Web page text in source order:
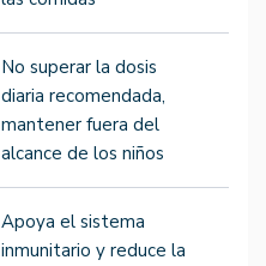
No superar la dosis
diaria recomendada,
mantener fuera del
alcance de los niños
Apoya el sistema
inmunitario y reduce la